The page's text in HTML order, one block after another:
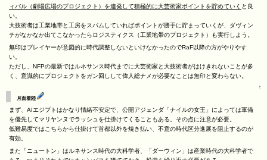
ィバル（劇場広場のプロジェクト）を連発して積極的に大芸術家ポイントを貯めていく と良
い。
大技術者は工業地帯と工房をスパムしていればポイントが勝手に貯まっていくが、ダヴィン
チがなかなか出てこなかったらロジスティクス（工業地帯のプロジェクト）も実行しよう。
無印はプレイヤーが意図的に時代調整しないといけなかったのでRaF以降の方がやりやす
い。
ただし、NFPの最新ではルネサンス時代までに大芸術家と大技術者がはけきれないことが多
く、意識的にプロジェクトをガン回しして偉人総ナメが必要なことは無印と変わらない。
↑
月面着陸
まず、AIエジプトはかなり情緒不安定で、公開アジェンダ「ナイルの女王」によっては軍備
を優先してマリヤンヌでラッシュを仕掛けてくることもある。その点に注意が必要。
低難易度ではこちらから仕掛けて首都以外を焼き払い、不意の時代区分進展を阻止するのが
有効。
また「ニュートン」はルネサンス時代の大科学者、「ダーウィン」は産業時代の大科学者で